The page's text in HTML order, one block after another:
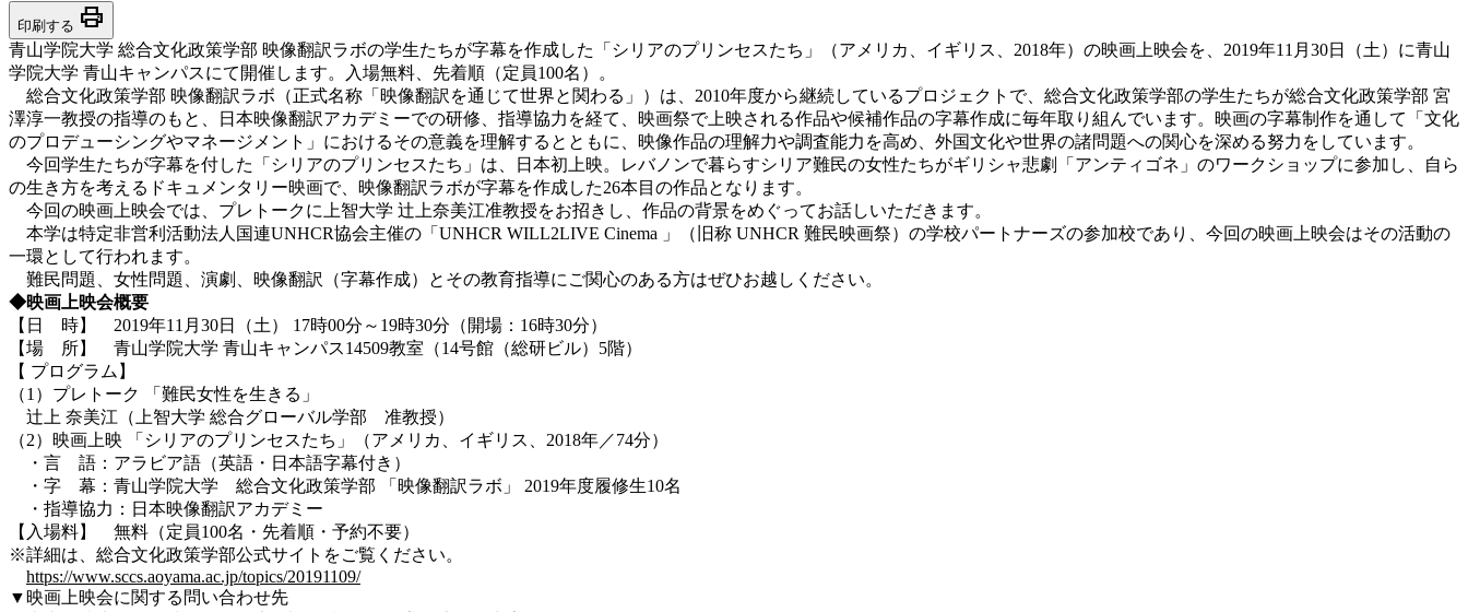
印刷する print
青山学院大学 総合文化政策学部 映像翻訳ラボの学生たちが字幕を作成した「シリアのプリンセスたち」（アメリカ、イギリス、2018年）の映画上映会を、2019年11月30日（土）に青山
学院大学 青山キャンパスにて開催します。入場無料、先着順（定員100名）。
総合文化政策学部 映像翻訳ラボ（正式名称「映像翻訳を通じて世界と関わる」）は、2010年度から継続しているプロジェクトで、総合文化政策学部の学生たちが総合文化政策学部 宮
澤淳一教授の指導のもと、日本映像翻訳アカデミーでの研修、指導協力を経て、映画祭で上映される作品や候補作品の字幕作成に毎年取り組んでいます。映画の字幕制作を通して「文化
のプロデューシングやマネージメント」におけるその意義を理解するとともに、映像作品の理解力や調査能力を高め、外国文化や世界の諸問題への関心を深める努力をしています。
今回学生たちが字幕を付した「シリアのプリンセスたち」は、日本初上映。レバノンで暮らすシリア難民の女性たちがギリシャ悲劇「アンティゴネ」のワークショップに参加し、自ら
の生き方を考えるドキュメンタリー映画で、映像翻訳ラボが字幕を作成した26本目の作品となります。
今回の映画上映会では、プレトークに上智大学 辻上奈美江准教授をお招きし、作品の背景をめぐってお話しいただきます。
本学は特定非営利活動法人国連UNHCR協会主催の「UNHCR WILL2LIVE Cinema 」（旧称 UNHCR 難民映画祭）の学校パートナーズの参加校であり、今回の映画上映会はその活動の
一環として行われます。
難民問題、女性問題、演劇、映像翻訳（字幕作成）とその教育指導にご関心のある方はぜひお越しください。
◆映画上映会概要
【日 時】 2019年11月30日（土） 17時00分～19時30分（開場：16時30分）
【場 所】 青山学院大学 青山キャンパス14509教室（14号館（総研ビル）5階）
【 プログラム】
（1）プレトーク 「難民女性を生きる」
辻上 奈美江（上智大学 総合グローバル学部 准教授）
（2）映画上映 「シリアのプリンセスたち」（アメリカ、イギリス、2018年／74分）
・言 語：アラビア語（英語・日本語字幕付き）
・字 幕：青山学院大学 総合文化政策学部 「映像翻訳ラボ」 2019年度履修生10名
・指導協力：日本映像翻訳アカデミー
【入場料】 無料（定員100名・先着順・予約不要）
※詳細は、総合文化政策学部公式サイトをご覧ください。
https://www.sccs.aoyama.ac.jp/topics/20191109/
▼映画上映会に関する問い合わせ先